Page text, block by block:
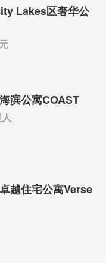
Lakes区奢华公
滨公寓COAST
越住宅公寓Verse